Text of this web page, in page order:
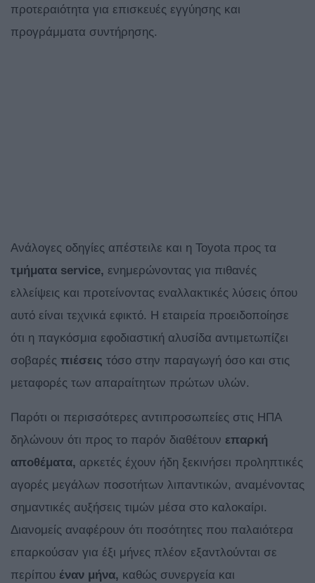
προτεραιότητα για επισκευές εγγύησης και
προγράμματα συντήρησης.
Ανάλογες οδηγίες απέστειλε και η Toyota προς τα
τμήματα service, ενημερώνοντας για πιθανές
ελλείψεις και προτείνοντας εναλλακτικές λύσεις όπου
αυτό είναι τεχνικά εφικτό. Η εταιρεία προειδοποίησε
ότι η παγκόσμια εφοδιαστική αλυσίδα αντιμετωπίζει
σοβαρές πιέσεις τόσο στην παραγωγή όσο και στις
μεταφορές των απαραίτητων πρώτων υλών.
Παρότι οι περισσότερες αντιπροσωπείες στις ΗΠΑ
δηλώνουν ότι προς το παρόν διαθέτουν επαρκή
αποθέματα, αρκετές έχουν ήδη ξεκινήσει προληπτικές
αγορές μεγάλων ποσοτήτων λιπαντικών, αναμένοντας
σημαντικές αυξήσεις τιμών μέσα στο καλοκαίρι.
Διανομείς αναφέρουν ότι ποσότητες που παλαιότερα
επαρκούσαν για έξι μήνες πλέον εξαντλούνται σε
περίπου έναν μήνα, καθώς συνεργεία και